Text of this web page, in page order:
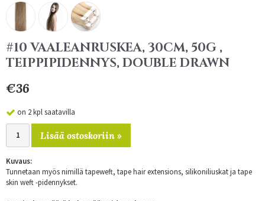
#10 VAALEANRUSKEA, 30CM, 50G ,
TEIPPIPIDENNYS, DOUBLE DRAWN
€36
on 2 kpl saatavilla
Lisää ostoskoriin »
Kuvaus:
Tunnetaan myös nimillä tapeweft, tape hair extensions, silikoniliuskat ja tape
skin weft -pidennykset.